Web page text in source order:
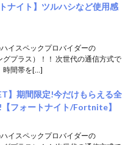
ナイト】ツルハシなど使用感
イスペックプロバイダーの
グプラス）！！ 次世代の通信方式で
時間帯を[…]
】期間限定!今だけもらえる全
フォートナイト/Fortnite】
イスペックプロバイダーの